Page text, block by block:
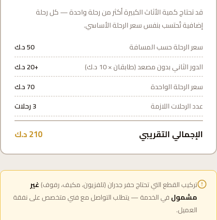
قد تحتاج كمية الأثاث الكبيرة أكثر من رحلة واحدة — كل رحلة
إضافية تُحتسب بنفس سعر الرحلة الأساسي.
سعر الرحلة حسب المسافة
50 د.ك
الدور الثاني بدون مصعد (طابقان × 10 د.ك)
+20 د.ك
سعر الرحلة الواحدة
70 د.ك
عدد الرحلات اللازمة
3 رحلات
الإجمالي التقريبي 210 د.ك
تركيب القطع التي تحتاج حفر جدران (تلفزيون، مكيف، رفوف)غير
مشمولفي الخدمة — يتطلب التواصل مع فني متخصص على نفقة
العميل.